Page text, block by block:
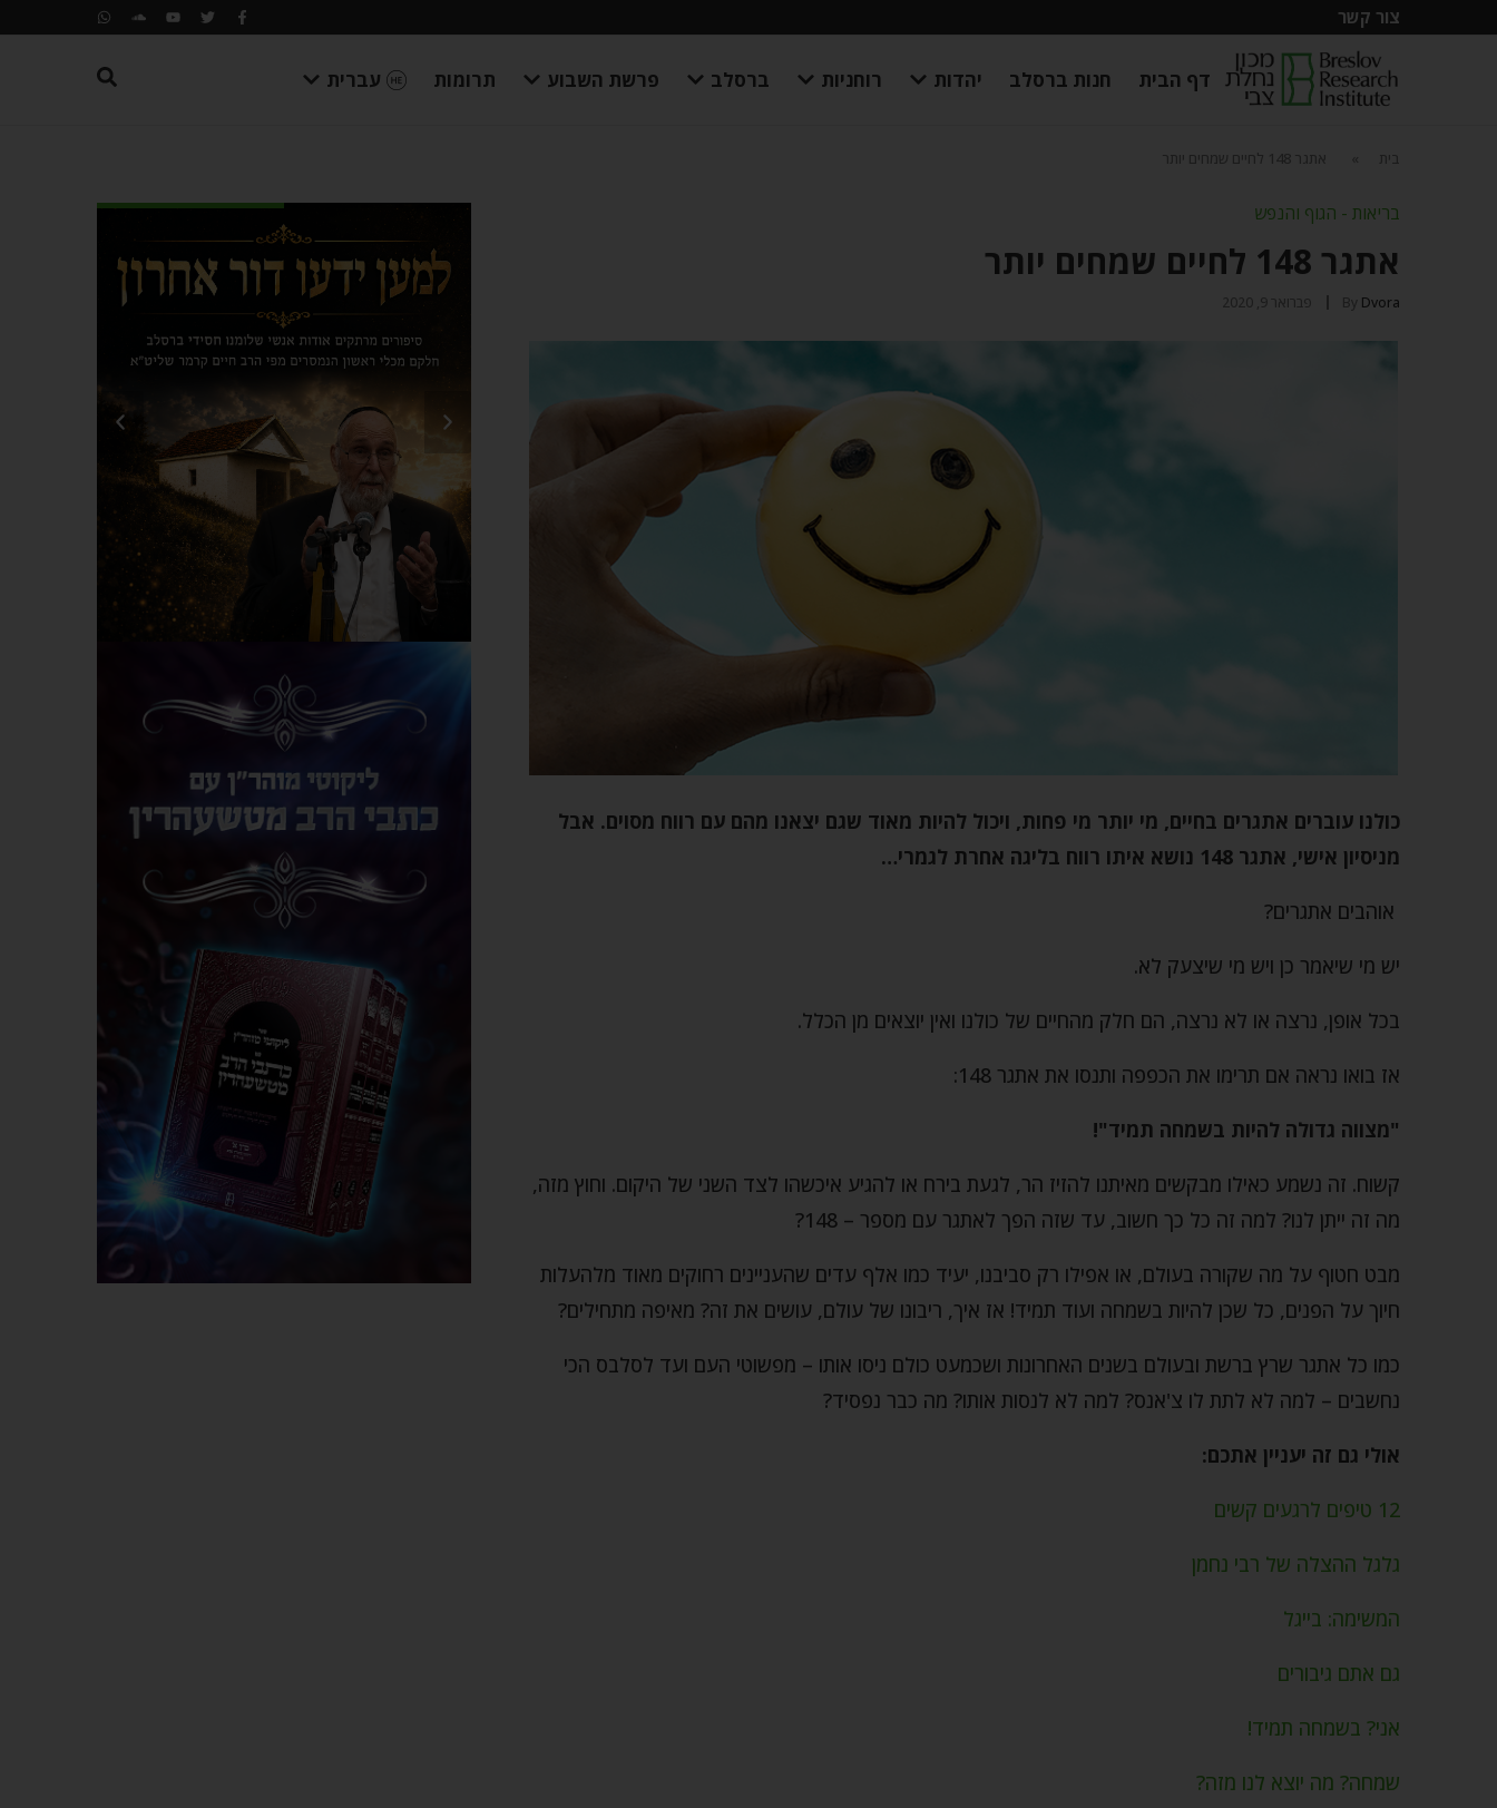
צור קשר
דף הבית חנות ברסלב יהדות רוחניות ברסלב פרשת השבוע תרומות עברית
בית אתגר 148 לחיים שמחים יותר
בריאות - הגוף והנפש
אתגר 148 לחיים שמחים יותר
By Dvora פברואר 9, 2020
כולנו עוברים אתגרים בחיים, מי יותר מי פחות, ויכול להיות מאוד שגם יצאנו מהם עם רווח מסוים. אבל
מניסיון אישי, אתגר 148 נושא איתו רווח בליגה אחרת לגמרי…
אוהבים אתגרים?
יש מי שיאמר כן ויש מי שיצעק לא.
בכל אופן, נרצה או לא נרצה, הם חלק מהחיים של כולנו ואין יוצאים מן הכלל.
אז בואו נראה אם תרימו את הכפפה ותנסו את אתגר 148:
"מצווה גדולה להיות בשמחה תמיד"!
קשוח. זה נשמע כאילו מבקשים מאיתנו להזיז הר, לגעת בירח או להגיע איכשהו לצד השני של היקום. וחוץ מזה,
מה זה ייתן לנו? למה זה כל כך חשוב, עד שזה הפך לאתגר עם מספר – 148?
מבט חטוף על מה שקורה בעולם, או אפילו רק סביבנו, יעיד כמו אלף עדים שהעניינים רחוקים מאוד מלהעלות
חיוך על הפנים, כל שכן להיות בשמחה ועוד תמיד! אז איך, ריבונו של עולם, עושים את זה? מאיפה מתחילים?
כמו כל אתגר שרץ ברשת ובעולם בשנים האחרונות ושכמעט כולם ניסו אותו – מפשוטי העם ועד לסלבס הכי
נחשבים – למה לא לתת לו צ'אנס? למה לא לנסות אותו? מה כבר נפסיד?
אולי גם זה יעניין אתכם:
12 טיפים לרגעים קשים
גלגל ההצלה של רבי נחמן
המשימה: בייגל
גם אתם גיבורים
אני? בשמחה תמיד!
שמחה? מה יוצא לנו מזה?